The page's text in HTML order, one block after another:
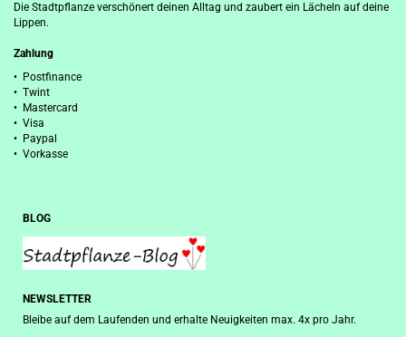
Die Stadtpflanze verschönert deinen Alltag und zaubert ein Lächeln auf deine
Lippen.
Zahlung
• Postfinance
• Twint
• Mastercard
• Visa
• Paypal
• Vorkasse
BLOG
NEWSLETTER
Bleibe auf dem Laufenden und erhalte Neuigkeiten max. 4x pro Jahr.